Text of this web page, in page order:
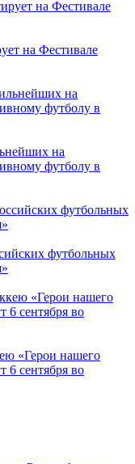
на Фестивале
на
футболу в
футбольных
«Герои нашего
6 сентября во